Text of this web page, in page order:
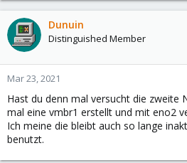
Dunuin
Distinguished Member
Mar 23, 2021
Hast du denn mal versucht die zweite
mal eine vmbr1 erstellt und mit eno2
Ich meine die bleibt auch so lange
benutzt.